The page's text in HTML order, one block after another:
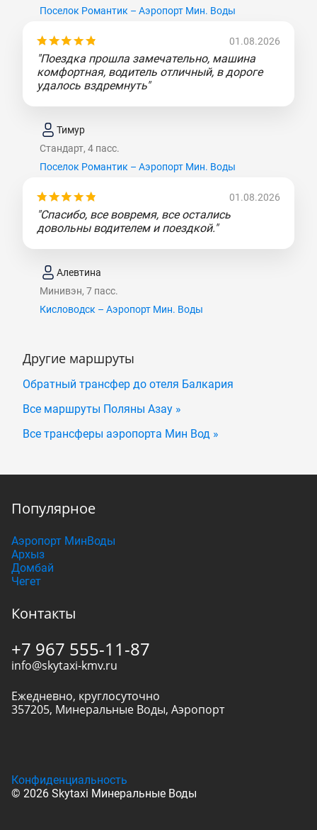
Поселок Романтик – Аэропорт Мин. Воды
01.08.2026
"Поездка прошла замечательно, машина
комфортная, водитель отличный, в дороге
удалось вздремнуть"
Тимур
Стандарт, 4 пасс.
Поселок Романтик – Аэропорт Мин. Воды
01.08.2026
"Спасибо, все вовремя, все остались
довольны водителем и поездкой."
Алевтина
Минивэн, 7 пасс.
Кисловодск – Аэропорт Мин. Воды
Другие маршруты
Обратный трансфер до отеля Балкария
Все маршруты Поляны Азау »
Все трансферы аэропорта Мин Вод »
Популярное
Аэропорт МинВоды
Архыз
Домбай
Чегет
Контакты
+7 967 555-11-87
info@skytaxi-kmv.ru
Ежедневно, круглосуточно
357205, Минеральные Воды, Аэропорт
© 2026 Skytaxi Минеральные Воды
Конфиденциальность